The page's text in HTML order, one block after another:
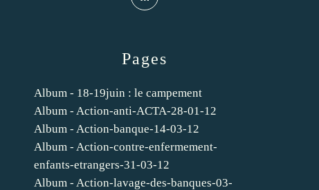
Pages
Album - 18-19juin : le campement
Album - Action-anti-ACTA-28-01-12
Album - Action-banque-14-03-12
Album - Action-contre-enfermement-
enfants-etrangers-31-03-12
Album - Action-lavage-des-banques-03-